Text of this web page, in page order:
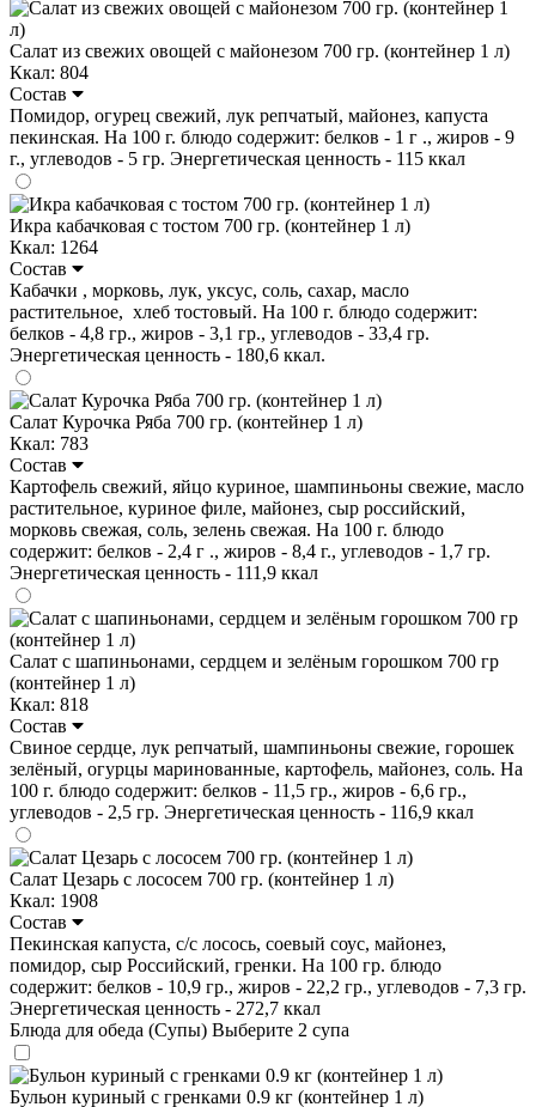
Салат из свежих овощей с майонезом 700 гр. (контейнер 1 л)
Ккал: 804
Состав
Помидор, огурец свежий, лук репчатый, майонез, капуста
пекинская. На 100 г. блюдо содержит: белков - 1 г ., жиров - 9
г., углеводов - 5 гр. Энергетическая ценность - 115 ккал
Икра кабачковая с тостом 700 гр. (контейнер 1 л)
Ккал: 1264
Состав
Кабачки , морковь, лук, уксус, соль, сахар, масло
растительное, хлеб тостовый. На 100 г. блюдо содержит:
белков - 4,8 гр., жиров - 3,1 гр., углеводов - 33,4 гр.
Энергетическая ценность - 180,6 ккал.
Салат Курочка Ряба 700 гр. (контейнер 1 л)
Ккал: 783
Состав
Картофель свежий, яйцо куриное, шампиньоны свежие, масло
растительное, куриное филе, майонез, сыр российский,
морковь свежая, соль, зелень свежая. На 100 г. блюдо
содержит: белков - 2,4 г ., жиров - 8,4 г., углеводов - 1,7 гр.
Энергетическая ценность - 111,9 ккал
Салат с шапиньонами, сердцем и зелёным горошком 700 гр
(контейнер 1 л)
Ккал: 818
Состав
Свиное сердце, лук репчатый, шампиньоны свежие, горошек
зелёный, огурцы маринованные, картофель, майонез, соль. На
100 г. блюдо содержит: белков - 11,5 гр., жиров - 6,6 гр.,
углеводов - 2,5 гр. Энергетическая ценность - 116,9 ккал
Салат Цезарь с лососем 700 гр. (контейнер 1 л)
Ккал: 1908
Состав
Пекинская капуста, с/с лосось, соевый соус, майонез,
помидор, сыр Российский, гренки. На 100 гр. блюдо
содержит: белков - 10,9 гр., жиров - 22,2 гр., углеводов - 7,3 гр.
Энергетическая ценность - 272,7 ккал
Блюда для обеда (Супы) Выберите 2 супа
Бульон куриный с гренками 0.9 кг (контейнер 1 л)